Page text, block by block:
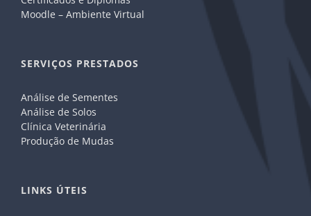
Moodle – Ambiente Virtual
SERVIÇOS PRESTADOS
Análise de Sementes
Análise de Solos
Clínica Veterinária
Produção de Mudas
LINKS ÚTEIS